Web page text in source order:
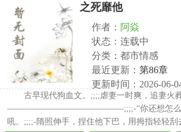
之死靡他
作者： 阿焱
状态：连载中
分类：都市情感
最近更新： 第86章
更新时间：2026-06-
古早现代狗血文。;;;;虐妻一时爽，追妻火
——————————————;;;;-“你还想怎么样
吼。;;;;-隋照伸手，捏住他下巴，用拇指轻轻刮